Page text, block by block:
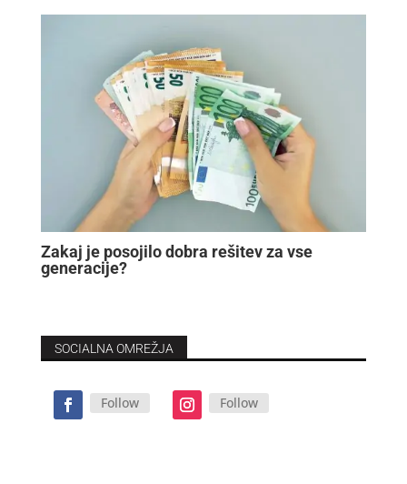
Zakaj je posojilo dobra rešitev za vse
generacije?
SOCIALNA OMREŽJA
Follow Follow